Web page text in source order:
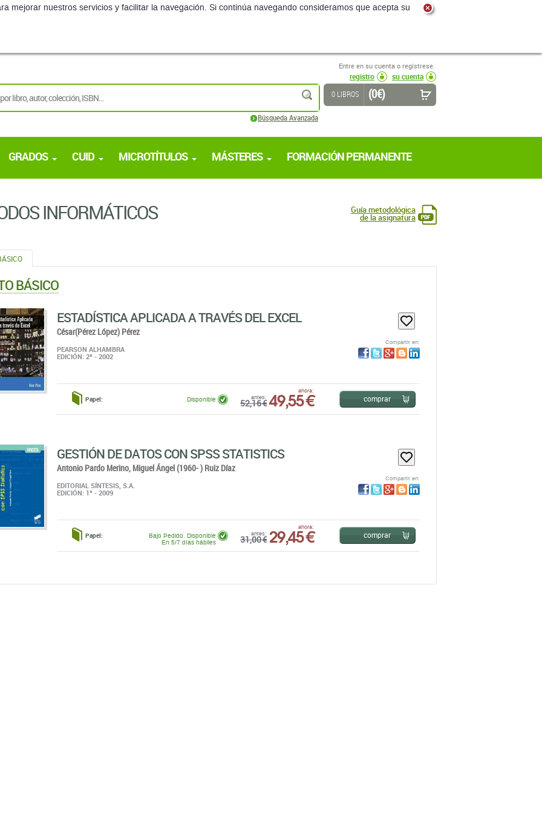
mejorar nuestros servicios y facilitar la navegación. Si continúa navegando consideramos que acepta su
Entre en su cuenta o regístrese.
registro
su cuenta
buscar
Búsqueda Avanzada
0 LIBROS (0 €)
GRADOS CUID MICROTÍTULOS MÁSTERES FORMACIÓN PERMANENTE
INFORMÁTICOS Guía metodológica
de la asignatura
BÁSICO
ESTADÍSTICA APLICADA A TRAVÉS DEL EXCEL
César(Pérez López) Pérez
PEARSON ALHAMBRA
EDICIÓN: 2ª - 2002
Compartir en:
Papel: antes:
52,16 €
ahora:
49,55 €
Disponible comprar
GESTIÓN DE DATOS CON SPSS STATISTICS
Antonio Pardo Merino, Miguel Ángel (1960- ) Ruiz Díaz
EDITORIAL SÍNTESIS, S.A.
EDICIÓN: 1ª - 2009
Compartir en:
Papel: antes:
31,00 €
ahora:
29,45 €
Bajo Pedido. Disponible
En 5/7 días hábiles
comprar